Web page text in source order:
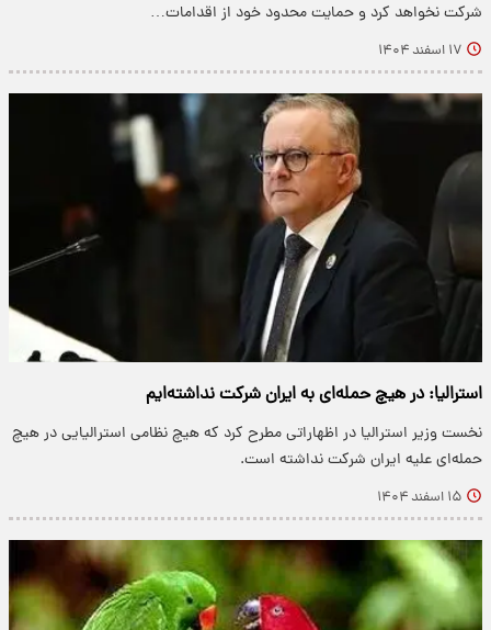
شرکت نخواهد کرد و حمایت محدود خود از اقدامات…
۱۷ اسفند ۱۴۰۴
استرالیا: در هیچ حمله‌ای به ایران شرکت نداشته‌ایم
نخست‌ وزیر استرالیا در اظهاراتی مطرح کرد که هیچ نظامی استرالیایی در هیچ
حمله‌ای علیه ایران شرکت نداشته است.
۱۵ اسفند ۱۴۰۴